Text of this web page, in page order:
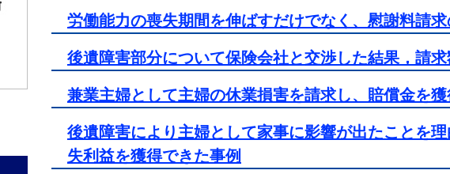
労働能力の喪失期間を伸ばすだけでなく、慰謝料請
後遺障害部分について保険会社と交渉した結果，請
兼業主婦として主婦の休業損害を請求し、賠償金を
後遺障害により主婦として家事に影響が出たことを
失利益を獲得できた事例